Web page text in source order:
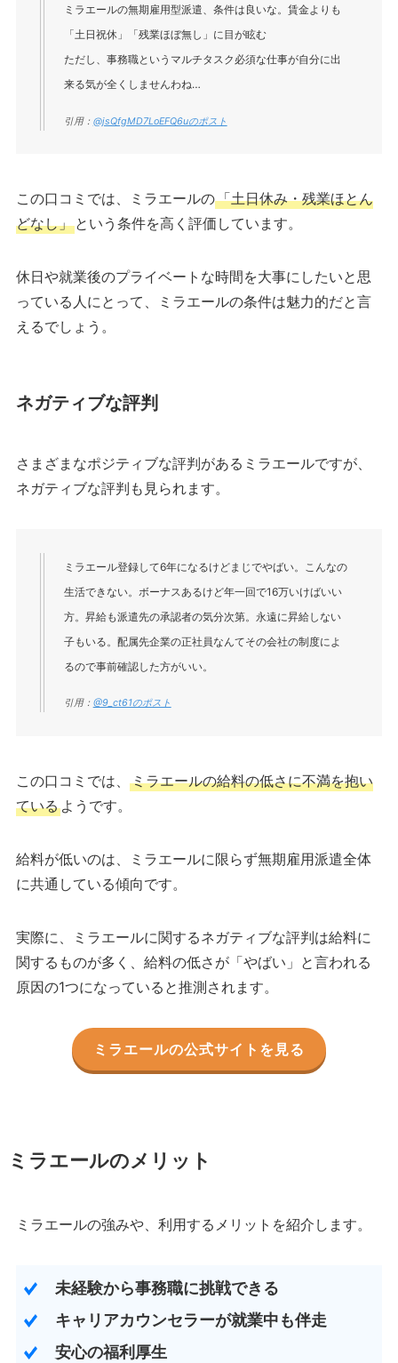
ミラエールの無期雇用型派遣、条件は良いな。賃金よりも
「土日祝休」「残業ほぼ無し」に目が眩む
ただし、事務職というマルチタスク必須な仕事が自分に出
来る気が全くしませんわね…
引用： @jsQfgMD7LoEFQ6uのポスト
この口コミでは、ミラエールの「土日休み・残業ほとん
どなし」という条件を高く評価しています。
休日や就業後のプライベートな時間を大事にしたいと思
っている人にとって、ミラエールの条件は魅力的だと言
えるでしょう。
ネガティブな評判
さまざまなポジティブな評判があるミラエールですが、
ネガティブな評判も見られます。
ミラエール登録して6年になるけどまじでやばい。こんなの
生活できない。ボーナスあるけど年一回で16万いけばいい
方。昇給も派遣先の承認者の気分次第。永遠に昇給しない
子もいる。配属先企業の正社員なんてその会社の制度によ
るので事前確認した方がいい。
引用： @9_ct61のポスト
この口コミでは、 ミラエールの給料の低さに不満を抱い
ているようです。
給料が低いのは、ミラエールに限らず無期雇用派遣全体
に共通している傾向です。
実際に、ミラエールに関するネガティブな評判は給料に
関するものが多く、給料の低さが「やばい」と言われる
原因の1つになっていると推測されます。
ミラエールの公式サイトを見る
ミラエールのメリット
ミラエールの強みや、利用するメリットを紹介します。
未経験から事務職に挑戦できる
キャリアカウンセラーが就業中も伴走
安心の福利厚生